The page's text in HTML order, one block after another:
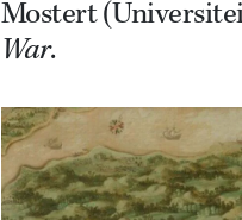
Mostert
War.